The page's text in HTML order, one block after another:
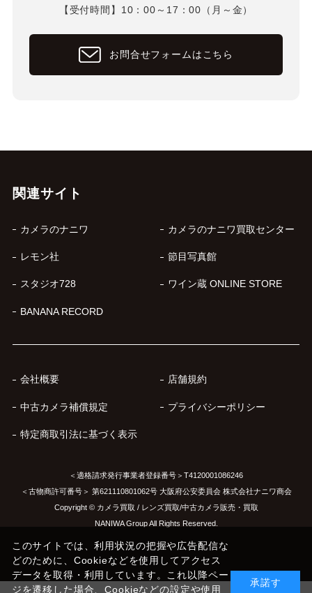
【受付時間】10：00～17：00（月～金）
お問合せフォームはこちら
関連サイト
カメラのナニワ カメラのナニワ買取センター
レモン社 節目写真館
スタジオ728 ワイン蔵 ONLINE STORE
BANANA RECORD
会社概要 店舗規約
中古カメラ補償規定 プライバシーポリシー
特定商取引法に基づく表示
＜適格請求発行事業者登録番号＞T4120001086246
＜古物商許可番号＞ 第621110801062号 大阪府公安委員会 株式会社ナニワ商会
Copyright © カメラ買取 / レンズ買取/中古カメラ販売・買取
NANIWA Group All Rights Reserved.
このサイトでは、利用状況の把握や広告配信な
どのために、Cookieなどを使用してアクセス
データを取得・利用しています。これ以降ペー
ジを遷移した場合、Cookieなどの設定や使用
承諾す